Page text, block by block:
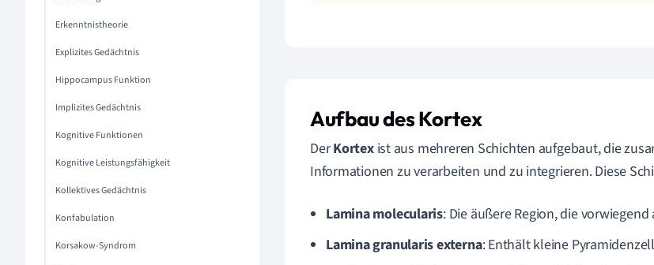
Erkenntnistheorie
Explizites Gedächtnis
Hippocampus Funktion
Implizites Gedächtnis
Kognitive Funktionen
Kognitive Leistungsfähigkeit
Kollektives Gedächtnis
Konfabulation
Korsakow-Syndrom
Aufbau des Kortex
DerKortexist aus mehreren Schichten aufgebaut, die
Informationen zu verarbeiten und zu integrieren. Diese
Lamina molecularis: Die äußere Region, die
Lamina granularis externa: Enthält kleine